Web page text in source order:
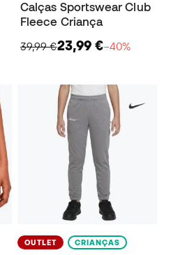
Calças Sportswear Club
Fleece Criança
39,99 €23,99 €−40%
OUTLET CRIANÇAS